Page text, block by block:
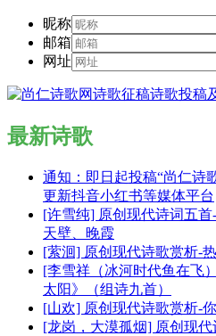
昵称
邮箱
网址
最新诗歌
通知：即日起投稿“尚仁诗
更新抖音小红书等媒体平台
[许雪纯] 原创现代诗词五首
天壁、晚霞
[萦洄] 原创现代诗歌赏析-
[李雪祥（冰河时代鱼在飞
太阳》（组诗九首）
[山欢] 原创现代诗歌赏析-
[龙岗，大漠孤烟] 原创现